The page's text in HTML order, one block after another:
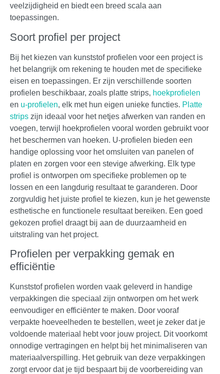
veelzijdigheid en biedt een breed scala aan
toepassingen.
Soort profiel per project
Bij het kiezen van kunststof profielen voor een project is
het belangrijk om rekening te houden met de specifieke
eisen en toepassingen. Er zijn verschillende soorten
profielen beschikbaar, zoals platte strips, hoekprofielen
en u-profielen, elk met hun eigen unieke functies. Platte
strips zijn ideaal voor het netjes afwerken van randen en
voegen, terwijl hoekprofielen vooral worden gebruikt voor
het beschermen van hoeken. U-profielen bieden een
handige oplossing voor het omsluiten van panelen of
platen en zorgen voor een stevige afwerking. Elk type
profiel is ontworpen om specifieke problemen op te
lossen en een langdurig resultaat te garanderen. Door
zorgvuldig het juiste profiel te kiezen, kun je het gewenste
esthetische en functionele resultaat bereiken. Een goed
gekozen profiel draagt bij aan de duurzaamheid en
uitstraling van het project.
Profielen per verpakking gemak en
efficiëntie
Kunststof profielen worden vaak geleverd in handige
verpakkingen die speciaal zijn ontworpen om het werk
eenvoudiger en efficiënter te maken. Door vooraf
verpakte hoeveelheden te bestellen, weet je zeker dat je
voldoende materiaal hebt voor jouw project. Dit voorkomt
onnodige vertragingen en helpt bij het minimaliseren van
materiaalverspilling. Het gebruik van deze verpakkingen
zorgt ervoor dat je tijd bespaart bij de voorbereiding van